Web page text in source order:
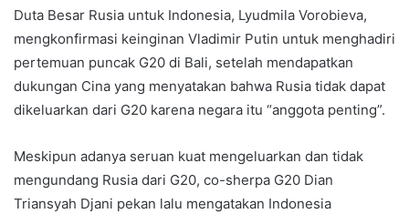
Duta Besar Rusia untuk Indonesia, Lyudmila Vorobieva,
mengkonfirmasi keinginan Vladimir Putin untuk menghadiri
pertemuan puncak G20 di Bali, setelah mendapatkan
dukungan Cina yang menyatakan bahwa Rusia tidak dapat
dikeluarkan dari G20 karena negara itu “anggota penting”.
Meskipun adanya seruan kuat mengeluarkan dan tidak
mengundang Rusia dari G20, co-sherpa G20 Dian
Triansyah Djani pekan lalu mengatakan Indonesia